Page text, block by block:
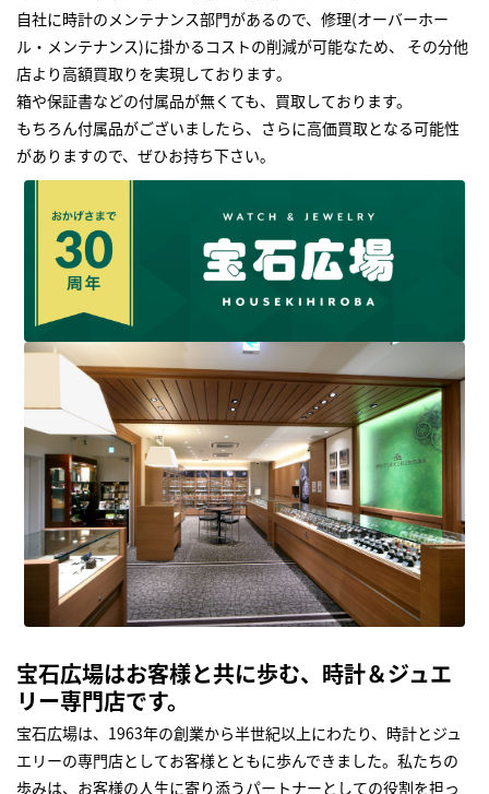
自社に時計のメンテナンス部門があるので、修理(オーバーホー
ル・メンテナンス)に掛かるコストの削減が可能なため、 その分他
店より高額買取りを実現しております｡
箱や保証書などの付属品が無くても、買取しております。
もちろん付属品がございましたら、さらに高価買取となる可能性
がありますので、ぜひお持ち下さい｡
宝石広場はお客様と共に歩む、時計＆ジュエ
リー専門店です。
宝石広場は、1963年の創業から半世紀以上にわたり、時計とジュ
エリーの専門店としてお客様とともに歩んできました。私たちの
歩みは、お客様の人生に寄り添うパートナーとしての役割を担っ